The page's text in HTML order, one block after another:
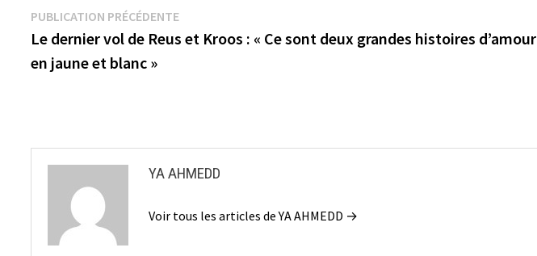
Navigation
de
l’article
PUBLICATION PRÉCÉDENTEPublication
précédente :
Le dernier vol de Reus et Kroos : « Ce sont deux grandes histoires d’amour
en jaune et blanc »
YA AHMEDD
Voir tous les articles de YA AHMEDD →